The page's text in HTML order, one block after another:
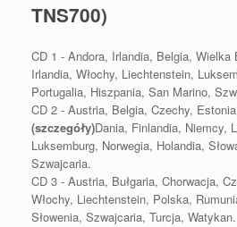
TNS700)
CD 1 - Andora, Irlandia, Belgia, Wielka
Irlandia, Włochy, Liechtenstein,
Portugalia, Hiszpania, San Marino,
CD 2 - Austria, Belgia, Czechy,
(szczegóły)Dania, Finlandia, Niemcy,
Luksemburg, Norwegia, Holandia,
Szwajcaria.
CD 3 - Austria, Bułgaria, Chorwacja,
Włochy, Liechtenstein, Polska,
Słowenia, Szwajcaria, Turcja, Watykan.